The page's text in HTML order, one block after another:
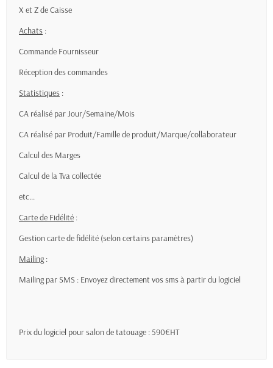
X et Z de Caisse
Achats :
Commande Fournisseur
Réception des commandes
Statistiques :
CA réalisé par Jour/Semaine/Mois
CA réalisé par Produit/Famille de produit/Marque/collaborateur
Calcul des Marges
Calcul de la Tva collectée
etc...
Carte de Fidélité :
Gestion carte de fidélité (selon certains paramètres)
Mailing :
Mailing par SMS : Envoyez directement vos sms à partir du logiciel
Prix du logiciel pour salon de tatouage : 590€HT